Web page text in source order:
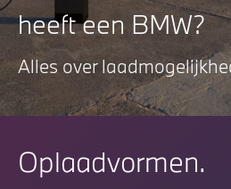
heeft een BMW?
Alles over
Oplaadvormen.